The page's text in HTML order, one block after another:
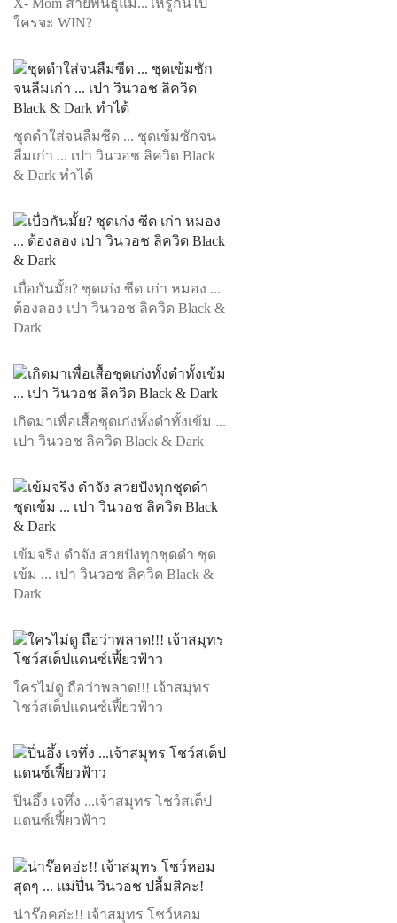
X- Mom สายพันธุ์แม่...ให้รู้กันไป
ใครจะ WIN?
ชุดดำใส่จนลืมซีด ... ชุดเข้มซักจน
ลืมเก่า ... เปา วินวอช ลิควิด Black
& Dark ทำได้
เบื่อกันมั้ย? ชุดเก่ง ซีด เก่า หมอง ...
ต้องลอง เปา วินวอช ลิควิด Black &
Dark
เกิดมาเพื่อเสื้อชุดเก่งทั้งดำทั้งเข้ม ...
เปา วินวอช ลิควิด Black & Dark
เข้มจริง ดำจัง สวยปังทุกชุดดำ ชุด
เข้ม ... เปา วินวอช ลิควิด Black &
Dark
ใครไม่ดู ถือว่าพลาด!!! เจ้าสมุทร
โชว์สเต็ปแดนซ์เฟี้ยวฟ้าว
ปิ่นอึ้ง เจทึ่ง ...เจ้าสมุทร โชว์สเต็ป
แดนซ์เฟี้ยวฟ้าว
น่าร๊อคอ่ะ!! เจ้าสมุทร โชว์หอม